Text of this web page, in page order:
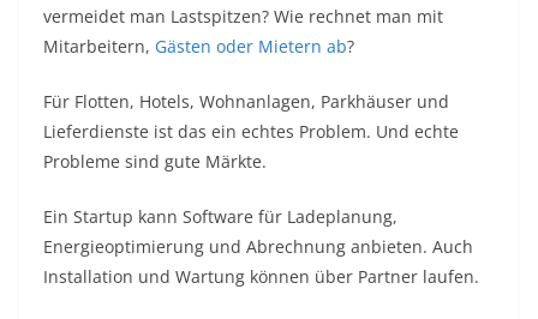
vermeidet man Lastspitzen? Wie rechnet man mit
Mitarbeitern, Gästen oder Mietern ab?
Für Flotten, Hotels, Wohnanlagen, Parkhäuser und
Lieferdienste ist das ein echtes Problem. Und echte
Probleme sind gute Märkte.
Ein Startup kann Software für Ladeplanung,
Energieoptimierung und Abrechnung anbieten. Auch
Installation und Wartung können über Partner laufen.